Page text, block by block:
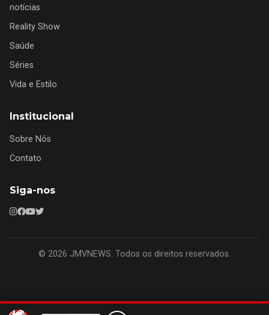
notícias
Reality Show
Saúde
Séries
Vida e Estilo
Institucional
Sobre Nós
Contato
Siga-nos
© 2026 JMVNEWS. Todos os direitos reservados.